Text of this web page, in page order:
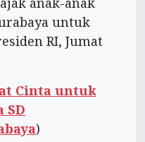
untuk
RI, Jumat
Cinta untuk
SD
)